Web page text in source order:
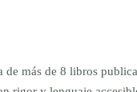
más de 8 libros